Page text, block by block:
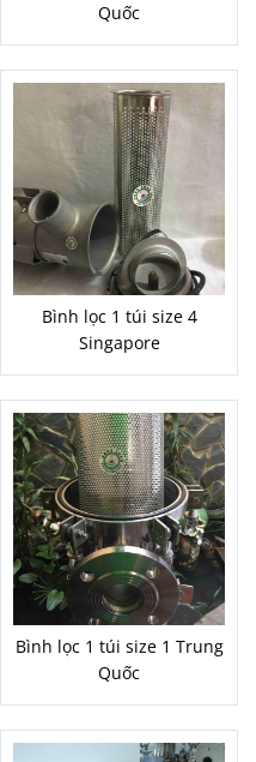
Quốc
Bình lọc 1 túi size 4
Singapore
Bình lọc 1 túi size 1 Trung
Quốc